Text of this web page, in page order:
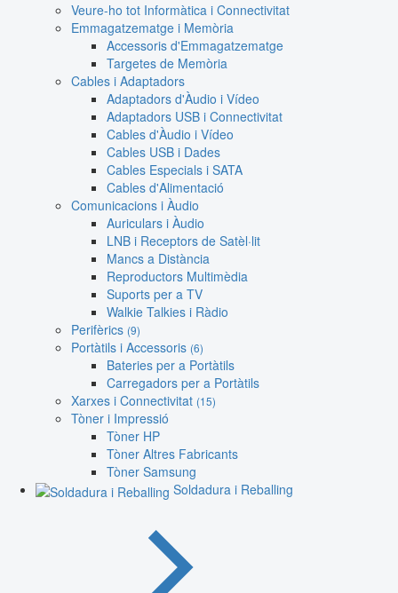
Veure-ho tot Informàtica i Connectivitat
Emmagatzematge i Memòria
Accessoris d'Emmagatzematge
Targetes de Memòria
Cables i Adaptadors
Adaptadors d'Àudio i Vídeo
Adaptadors USB i Connectivitat
Cables d'Àudio i Vídeo
Cables USB i Dades
Cables Especials i SATA
Cables d'Alimentació
Comunicacions i Àudio
Auriculars i Àudio
LNB i Receptors de Satèl·lit
Mancs a Distància
Reproductors Multimèdia
Suports per a TV
Walkie Talkies i Ràdio
Perifèrics (9)
Portàtils i Accessoris (6)
Bateries per a Portàtils
Carregadors per a Portàtils
Xarxes i Connectivitat (15)
Tòner i Impressió
Tòner HP
Tòner Altres Fabricants
Tòner Samsung
Soldadura i Reballing